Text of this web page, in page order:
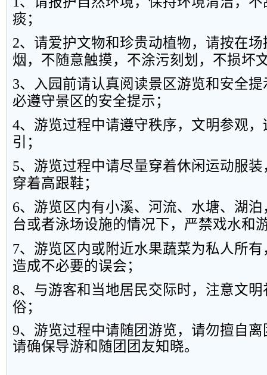
痰；
2、请爱护文物和珍贵动植物，请按在
烟，不随意触摸，不涂污刻划，不损坏
3、入园前请认真阅读景区游览和安全
必遵守景区的安全提示；
4、游览过程中请遵守秩序，文明参观
引；
5、游览过程中请尽量穿着休闲运动服
穿着高跟鞋；
6、游览区内有小溪、河流、水塘、湖
台或者泳场设施的情况下，严禁戏水和
7、游览区内或附近水果蔬菜为私人所
造成不必要的误会；
8、与游客和当地居民交际时，注意文
俗；
9、游览过程中请随团游览，请勿擅自
请确保导游和随团团友知晓。